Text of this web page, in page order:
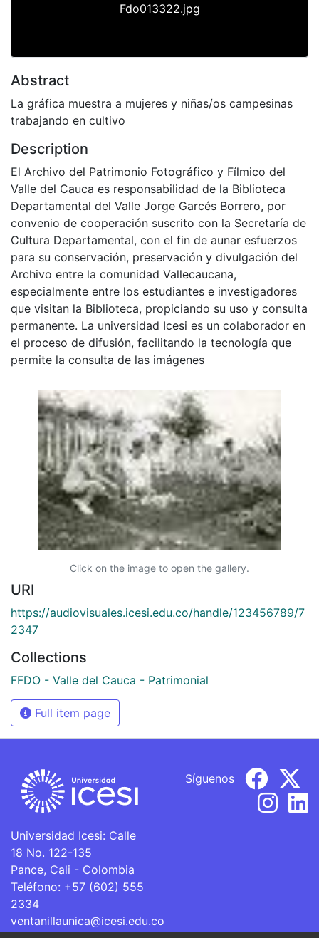
Fdo013322.jpg
Abstract
La gráfica muestra a mujeres y niñas/os campesinas
trabajando en cultivo
Description
El Archivo del Patrimonio Fotográfico y Fílmico del
Valle del Cauca es responsabilidad de la Biblioteca
Departamental del Valle Jorge Garcés Borrero, por
convenio de cooperación suscrito con la Secretaría de
Cultura Departamental, con el fin de aunar esfuerzos
para su conservación, preservación y divulgación del
Archivo entre la comunidad Vallecaucana,
especialmente entre los estudiantes e investigadores
que visitan la Biblioteca, propiciando su uso y consulta
permanente. La universidad Icesi es un colaborador en
el proceso de difusión, facilitando la tecnología que
permite la consulta de las imágenes
Click on the image to open the gallery.
URI
https://audiovisuales.icesi.edu.co/handle/123456789/7
2347
Collections
FFDO - Valle del Cauca - Patrimonial
Full item page
Universidad Icesi: Calle
18 No. 122-135
Pance, Cali - Colombia
Teléfono: +57 (602) 555
2334
ventanillaunica@icesi.edu.co
Síguenos